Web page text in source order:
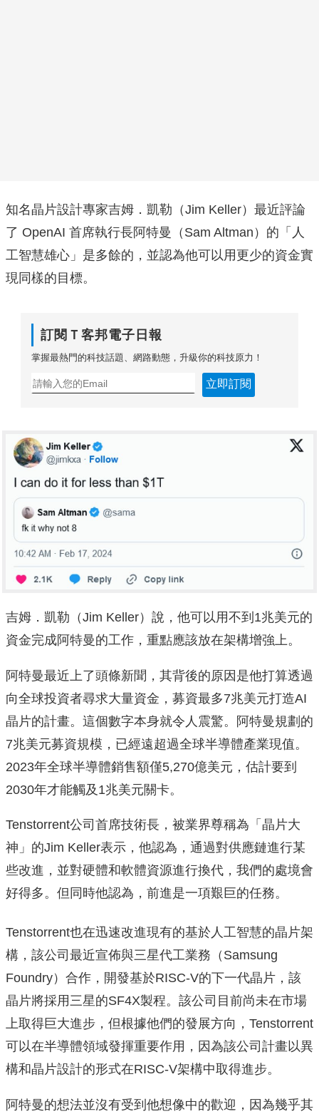
知名晶片設計專家吉姆．凱勒（Jim Keller）最近評論
了 OpenAI 首席執行長阿特曼（Sam Altman）的「人
工智慧雄心」是多餘的，並認為他可以用更少的資金實
現同樣的目標。
訂閱Ｔ客邦電子日報
掌握最熱門的科技話題、網路動態，升級你的科技原力！
立即訂閱
吉姆．凱勒（Jim Keller）說，他可以用不到1兆美元的
資金完成阿特曼的工作，重點應該放在架構增強上。
阿特曼最近上了頭條新聞，其背後的原因是他打算透過
向全球投資者尋求大量資金，募資最多7兆美元打造AI
晶片的計畫。這個數字本身就令人震驚。阿特曼規劃的
7兆美元募資規模，已經遠超過全球半導體產業現值。
2023年全球半導體銷售額僅5,270億美元，估計要到
2030年才能觸及1兆美元關卡。
Tenstorrent公司首席技術長，被業界尊稱為「晶片大
神」的Jim Keller表示，他認為，通過對供應鏈進行某
些改進，並對硬體和軟體資源進行換代，我們的處境會
好得多。但同時他認為，前進是一項艱巨的任務。
Tenstorrent也在迅速改進現有的基於人工智慧的晶片架
構，該公司最近宣佈與三星代工業務（Samsung
Foundry）合作，開發基於RISC-V的下一代晶片，該
晶片將採用三星的SF4X製程。該公司目前尚未在市場
上取得巨大進步，但根據他們的發展方向，Tenstorrent
可以在半導體領域發揮重要作用，因為該公司計畫以異
構和晶片設計的形式在RISC-V架構中取得進步。
阿特曼的想法並沒有受到他想像中的歡迎，因為幾乎其